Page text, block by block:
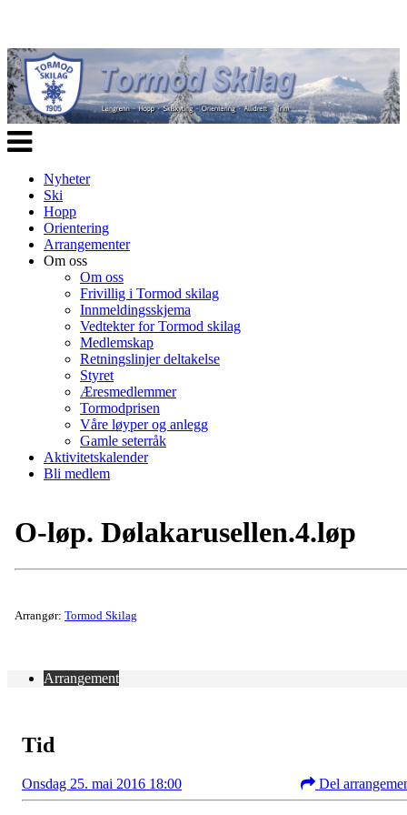
Veksle
navigasjon
Nyheter
Ski
Hopp
Orientering
Arrangementer
Om oss
Om oss
Frivillig i Tormod skilag
Innmeldingsskjema
Vedtekter for Tormod skilag
Medlemskap
Retningslinjer deltakelse
Styret
Æresmedlemmer
Tormodprisen
Våre løyper og anlegg
Gamle seterråk
Aktivitetskalender
Bli medlem
O-løp. Dølakarusellen.4.løp
Arrangør: Tormod Skilag
Arrangement
Tid
Onsdag 25. mai 2016 18:00 Del